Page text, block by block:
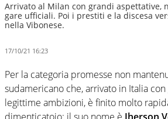
Arrivato al Milan con grandi aspettative,
gare ufficiali. Poi i prestiti e la discesa
nella Vibonese.
17/10/21 16:23
Per la categoria promesse non
sudamericano che, arrivato in Italia
legittime ambizioni, è finito molto